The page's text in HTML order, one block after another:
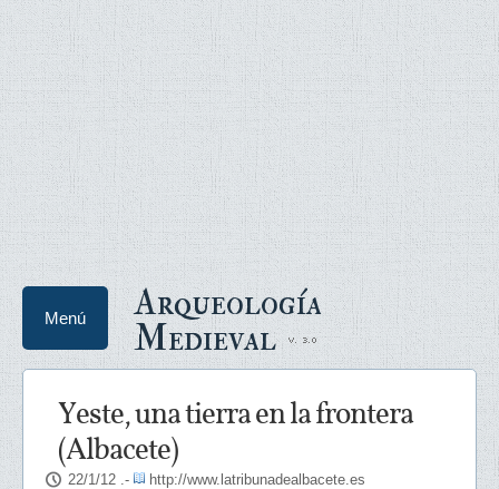
Arqueología
Medieval
Menú
Yeste, una tierra en la frontera
(Albacete)
22/1/12 .- http://www.latribunadealbacete.es